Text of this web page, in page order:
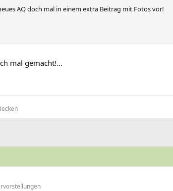
AQ doch mal in einem extra Beitrag mit Fotos vor!
mal gemacht!...